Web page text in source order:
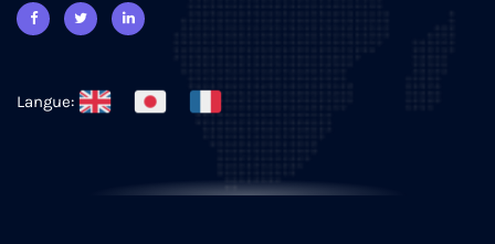
Langue: